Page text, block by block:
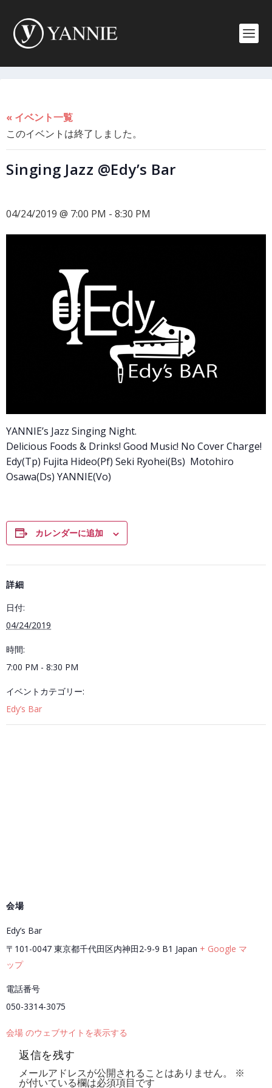
« イベント一覧
このイベントは終了しました。
Singing Jazz @Edy’s Bar
04/24/2019 @ 7:00 PM - 8:30 PM
YANNIE’s Jazz Singing Night.
Delicious Foods & Drinks! Good Music! No Cover Charge!
Edy(Tp) Fujita Hideo(Pf) Seki Ryohei(Bs) Motohiro
Osawa(Ds) YANNIE(Vo)
カレンダーに追加
詳細
日付:
04/24/2019
時間:
7:00 PM - 8:30 PM
イベントカテゴリー:
Edy’s Bar
会場
Edy’s Bar
〒101-0047 東京都千代田区内神田2-9-9 B1 Japan + Google マ
ップ
電話番号
050-3314-3075
会場 のウェブサイトを表示する
返信を残す
メールアドレスが公開されることはありません。 ※
が付いている欄は必須項目です